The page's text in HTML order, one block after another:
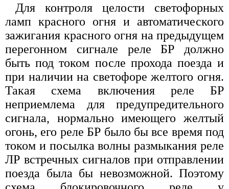
Для контроля целости светофорных
ламп красного огня и автоматического
зажигания красного огня на предыдущем
перегонном сигнале реле БР должно
быть под током после прохода поезда и
при наличии на светофоре желтого огня.
Такая схема включения реле БР
неприемлема для предупредительного
сигнала, нормально имеющего желтый
огонь, его реле БР было бы все время под
током и посылка волны размыкания реле
ЛР встречных сигналов при отправлении
поезда была бы невозможной. Поэтому